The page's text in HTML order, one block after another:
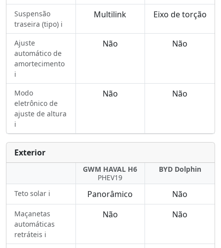
Suspensão
traseira (tipo) ℹ️
Multilink Eixo de torção
Ajuste
automático de
amortecimento
ℹ️
Não Não
Modo
eletrônico de
ajuste de altura
ℹ️
Não Não
Exterior
GWM HAVAL H6
PHEV19
BYD Dolphin
Teto solar ℹ️ Panorâmico Não
Maçanetas
automáticas
retráteis ℹ️
Não Não